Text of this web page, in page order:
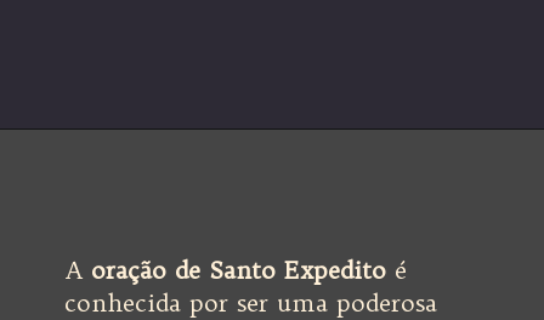
A oração de Santo Expedito é
conhecida por ser uma poderosa